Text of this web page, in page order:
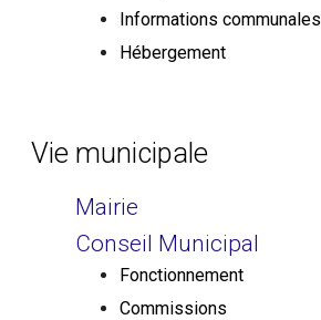
Informations communales
Hébergement
Vie municipale
Mairie
Conseil Municipal
Fonctionnement
Commissions